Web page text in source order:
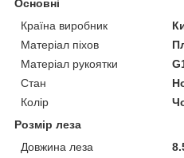
Основні
Країна виробник
Матеріал піхов
Матеріал рукоятки
Стан
Колір
Розмір леза
Довжина леза